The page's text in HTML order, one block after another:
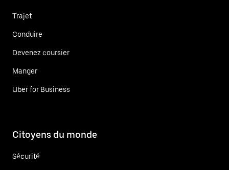
Trajet
Conduire
Devenez coursier
Manger
Uber for Business
Citoyens du monde
Sécurité